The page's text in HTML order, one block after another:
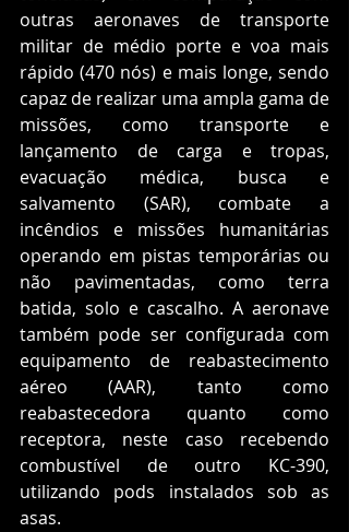
outras aeronaves de transporte
militar de médio porte e voa mais
rápido (470 nós) e mais longe, sendo
capaz de realizar uma ampla gama de
missões, como transporte e
lançamento de carga e tropas,
evacuação médica, busca e
salvamento (SAR), combate a
incêndios e missões humanitárias
operando em pistas temporárias ou
não pavimentadas, como terra
batida, solo e cascalho. A aeronave
também pode ser configurada com
equipamento de reabastecimento
aéreo (AAR), tanto como
reabastecedora quanto como
receptora, neste caso recebendo
combustível de outro KC-390,
utilizando pods instalados sob as
asas.